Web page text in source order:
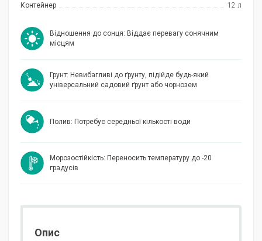
Контейнер
12 л
Відношення до сонця: Віддає перевагу сонячним
місцям
Грунт: Невибагливі до ґрунту, підійде будь-який
універсальний садовий ґрунт або чорнозем
Полив: Потребує середньої кількості води
Морозостійкість: Переносить температуру до -20
градусів
Опис